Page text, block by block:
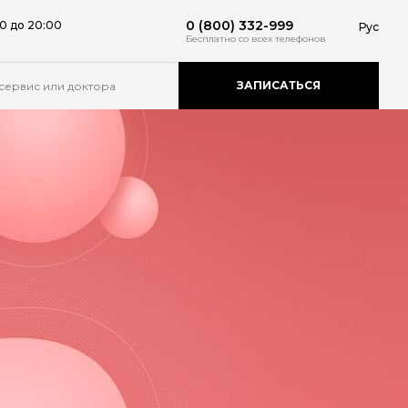
до 20:00 0 (800) 332-999
Бесплатно со всех телефонов
Рус
ЗАПИСАТЬСЯ